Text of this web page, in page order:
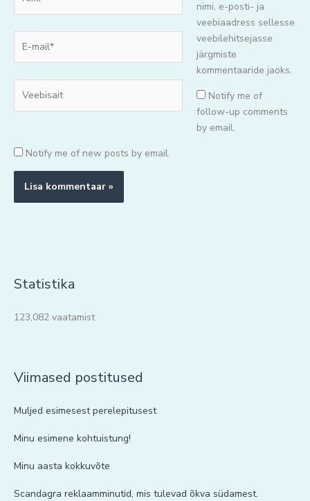
mail*
nimi, e-posti- ja
veebiaadress sellesse
veebilehitsejasse
järgmiste
kommentaaride jaoks.
Notify me of
follow-up comments
by email.
Notify me of new posts by email.
Statistika
123,082 vaatamist
Viimased postitused
Muljed esimesest perelepitusest
Minu esimene kohtuistung!
Minu aasta kokkuvõte
Scandagra reklaamminutid, mis tulevad õkva südamest.